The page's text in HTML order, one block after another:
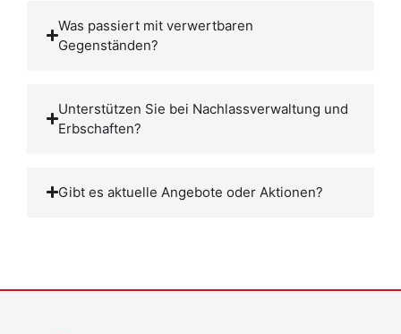
Was passiert mit verwertbaren
Gegenständen?
Unterstützen Sie bei Nachlassverwaltung und
Erbschaften?
Gibt es aktuelle Angebote oder Aktionen?